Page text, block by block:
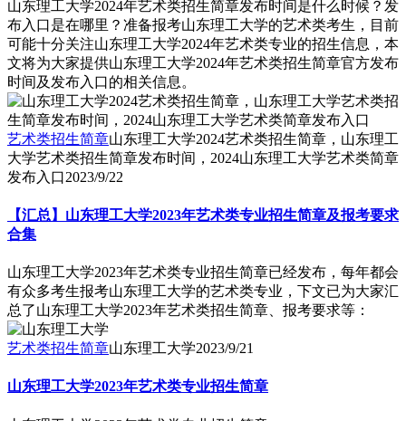
山东理工大学2024年艺术类招生简章发布时间是什么时候？发
布入口是在哪里？准备报考山东理工大学的艺术类考生，目前
可能十分关注山东理工大学2024年艺术类专业的招生信息，本
文将为大家提供山东理工大学2024年艺术类招生简章官方发布
时间及发布入口的相关信息。
艺术类招生简章山东理工大学2024艺术类招生简章，山东理工
大学艺术类招生简章发布时间，2024山东理工大学艺术类简章
发布入口2023/9/22
【汇总】山东理工大学2023年艺术类专业招生简章及报考要求
合集
山东理工大学2023年艺术类专业招生简章已经发布，每年都会
有众多考生报考山东理工大学的艺术类专业，下文已为大家汇
总了山东理工大学2023年艺术类招生简章、报考要求等：
艺术类招生简章山东理工大学2023/9/21
山东理工大学2023年艺术类专业招生简章